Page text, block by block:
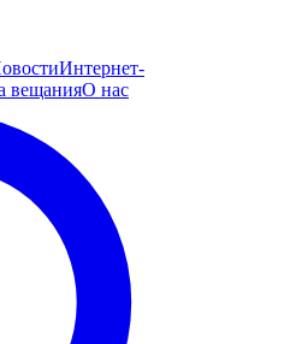
Интернет-
вещанияО нас